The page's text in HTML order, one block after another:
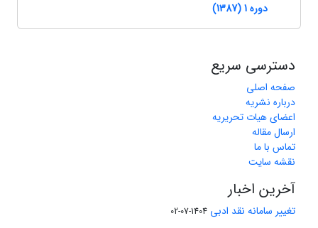
دوره 1 (1387)
دسترسی سریع
صفحه اصلی
درباره نشریه
اعضای هیات تحریریه
ارسال مقاله
تماس با ما
نقشه سایت
آخرین اخبار
تغییر سامانه نقد ادبی 1404-07-02